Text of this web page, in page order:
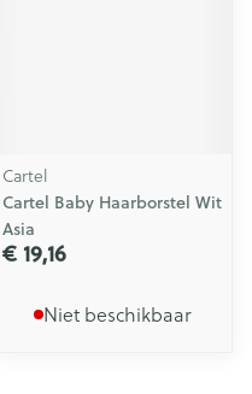
Cartel
Cartel Baby Haarborstel Wit
Asia
€ 19,16
Niet beschikbaar